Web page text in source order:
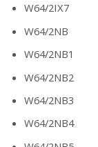
W64/2IX7
W64/2NB
W64/2NB1
W64/2NB2
W64/2NB3
W64/2NB4